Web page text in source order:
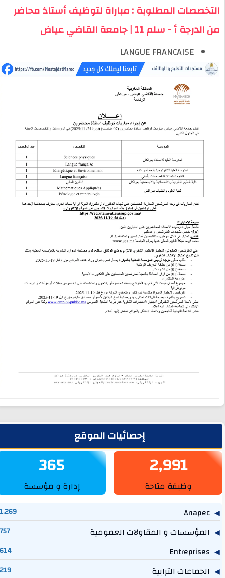
التخصصات المطلوبة : مباراة لتوظيف أستاذ محاضر
من الدرجة أ - سلم 11 | جامعة القاضي عياض
LANGUE FRANCAISE
إحصائيات الموقع
2,991
وظيفة متاحة
365
إدارة و مؤسسة
Anapec
1,269
المؤسسات و المقاولات العمومية 757
Entreprises
614
الجماعات الترابية 219